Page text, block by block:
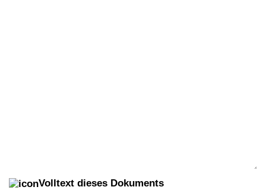
Volltext dieses Dokuments